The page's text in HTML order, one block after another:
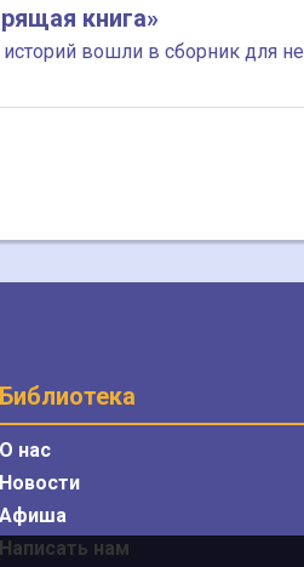
книга»
вошли в сборник для
Библиотека
О нас
Новости
Афиша
Написать нам